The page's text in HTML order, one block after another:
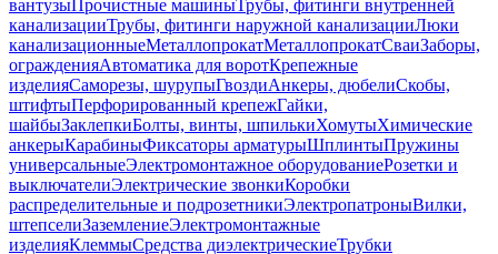
вантузыПрочистные машиныТрубы, фитинги внутренней
канализацииТрубы, фитинги наружной канализацииЛюки
канализационныеМеталлопрокатМеталлопрокатСваиЗаборы,
огражденияАвтоматика для воротКрепежные
изделияСаморезы, шурупыГвоздиАнкеры, дюбелиСкобы,
штифтыПерфорированный крепежГайки,
шайбыЗаклепкиБолты, винты, шпилькиХомутыХимические
анкерыКарабиныФиксаторы арматурыШплинтыПружины
универсальныеЭлектромонтажное оборудованиеРозетки и
выключателиЭлектрические звонкиКоробки
распределительные и подрозетникиЭлектропатроныВилки,
штепселиЗаземлениеЭлектромонтажные
изделияКлеммыСредства диэлектрическиеТрубки